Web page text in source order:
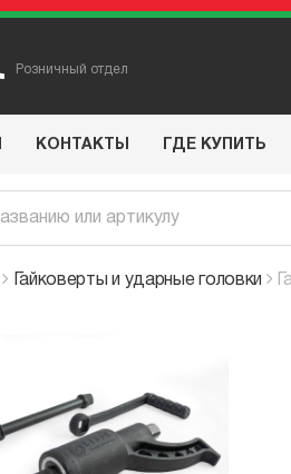
Розничный отдел
КОНТАКТЫ ГДЕ КУПИТЬ
Гайковерты и ударные головки